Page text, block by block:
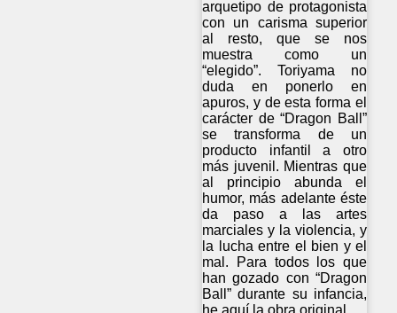
arquetipo de protagonista
con un carisma superior
al resto, que se nos
muestra como un
“elegido”. Toriyama no
duda en ponerlo en
apuros, y de esta forma el
carácter de “Dragon Ball”
se transforma de un
producto infantil a otro
más juvenil. Mientras que
al principio abunda el
humor, más adelante éste
da paso a las artes
marciales y la violencia, y
la lucha entre el bien y el
mal. Para todos los que
han gozado con “Dragon
Ball” durante su infancia,
he aquí la obra original.